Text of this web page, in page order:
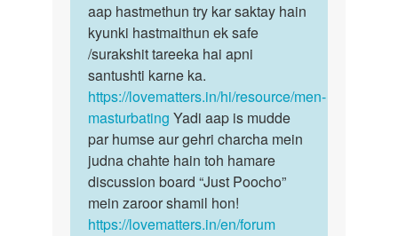
by
Rajanikant
hai
by
अज्ञात
ichchha
hona…
aap hastmethun try kar saktay hain
kyunki hastmaithun ek safe
/surakshit tareeka hai apni
santushti karne ka.
https://lovematters.in/hi/resource/men-
masturbating Yadi aap is mudde
par humse aur gehri charcha mein
judna chahte hain toh hamare
discussion board “Just Poocho”
mein zaroor shamil hon!
https://lovematters.in/en/forum